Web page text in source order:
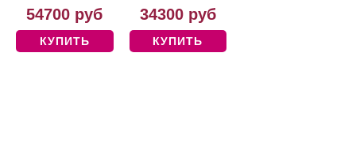
54700 руб
КУПИТЬ
34300 руб
КУПИТЬ